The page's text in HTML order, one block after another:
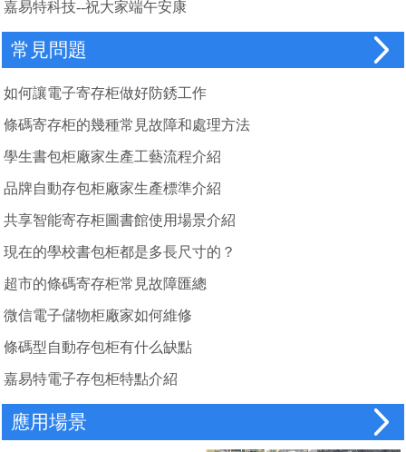
嘉易特科技--祝大家端午安康
常見問題
如何讓電子寄存柜做好防銹工作
條碼寄存柜的幾種常見故障和處理方法
學生書包柜廠家生產工藝流程介紹
品牌自動存包柜廠家生產標準介紹
共享智能寄存柜圖書館使用場景介紹
現在的學校書包柜都是多長尺寸的？
超市的條碼寄存柜常見故障匯總
微信電子儲物柜廠家如何維修
條碼型自動存包柜有什么缺點
嘉易特電子存包柜特點介紹
應用場景